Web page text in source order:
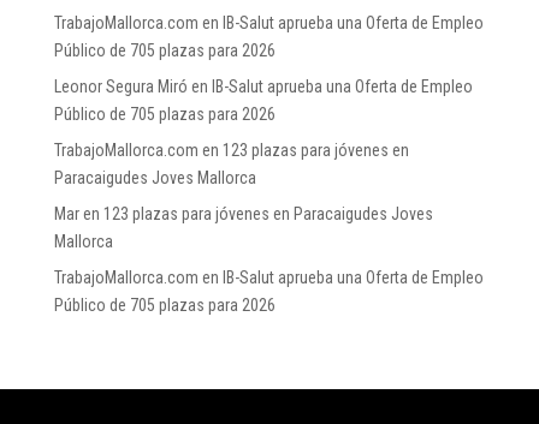
TrabajoMallorca.com en IB-Salut aprueba una Oferta de Empleo
Público de 705 plazas para 2026
Leonor Segura Miró en IB-Salut aprueba una Oferta de Empleo
Público de 705 plazas para 2026
TrabajoMallorca.com en 123 plazas para jóvenes en
Paracaigudes Joves Mallorca
Maren 123 plazas para jóvenes en Paracaigudes Joves
Mallorca
TrabajoMallorca.com en IB-Salut aprueba una Oferta de Empleo
Público de 705 plazas para 2026